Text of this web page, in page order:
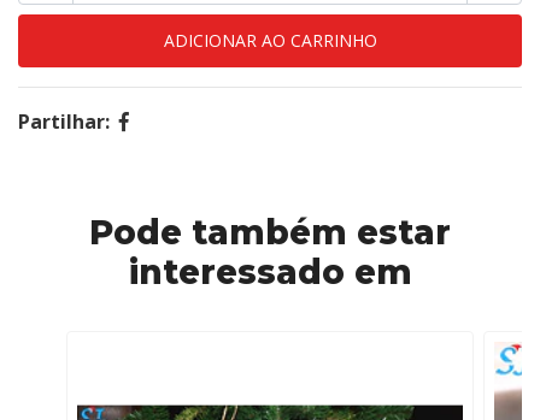
Partilhar:
Pode também estar
interessado em